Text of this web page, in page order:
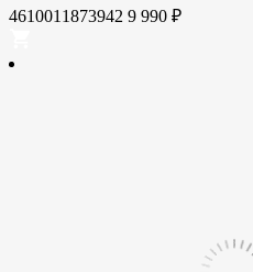
4610011873942 9 990 ₽